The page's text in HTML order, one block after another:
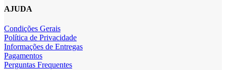
AJUDA
Condições Gerais
Política de Privacidade
Informações de Entregas
Pagamentos
Perguntas Frequentes